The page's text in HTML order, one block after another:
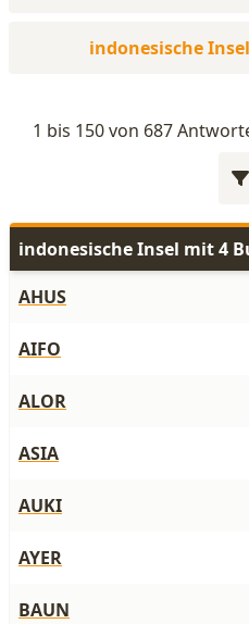
indonesische Insel
1 bis 150 von 687
indonesische Insel mit 4
AHUS
AIFO
ALOR
ASIA
AUKI
AYER
BAUN